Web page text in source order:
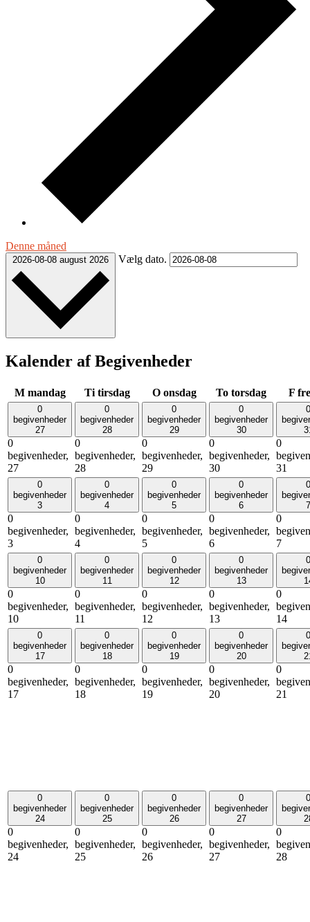
Denne måned
2026-08-08 august 2026 Vælg dato.
Kalender af Begivenheder
M mandag Ti tirsdag O onsdag To torsdag F
0
begivenheder
27
0
begivenheder,
27
0
begivenheder
28
0
begivenheder,
28
0
begivenheder
29
0
begivenheder,
29
0
begivenheder
30
0
begivenheder,
30
0
0
31
0
begivenheder
3
0
begivenheder,
3
0
begivenheder
4
0
begivenheder,
4
0
begivenheder
5
0
begivenheder,
5
0
begivenheder
6
0
begivenheder,
6
0
7
0
7
0
begivenheder
10
0
begivenheder,
10
0
begivenheder
11
0
begivenheder,
11
0
begivenheder
12
0
begivenheder,
12
0
begivenheder
13
0
begivenheder,
13
0
0
14
0
begivenheder
17
0
begivenheder,
17
0
begivenheder
18
0
begivenheder,
18
0
begivenheder
19
0
begivenheder,
19
0
begivenheder
20
0
begivenheder,
20
0
0
21
0
begivenheder
24
0
begivenheder,
24
0
begivenheder
25
0
begivenheder,
25
0
begivenheder
26
0
begivenheder,
26
0
begivenheder
27
0
begivenheder,
27
0
0
28